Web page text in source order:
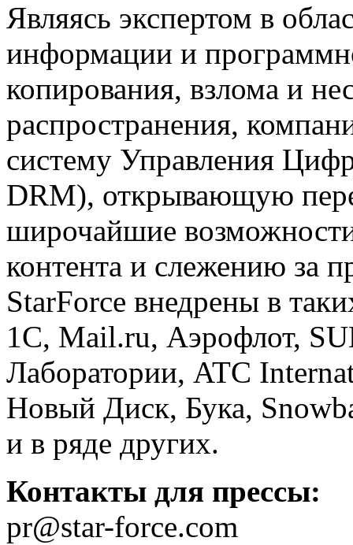
Являясь экспертом в
информации и
копирования, взлома и
распространения,
систему Управления
DRM), открывающую
широчайшие
контента и слежению за
StarForce внедрены в
1С, Mail.ru, Аэрофлот,
Лаборатории, ATC
Новый Диск, Бука,
и в ряде других.
Контакты для прессы:
pr@star-force.com